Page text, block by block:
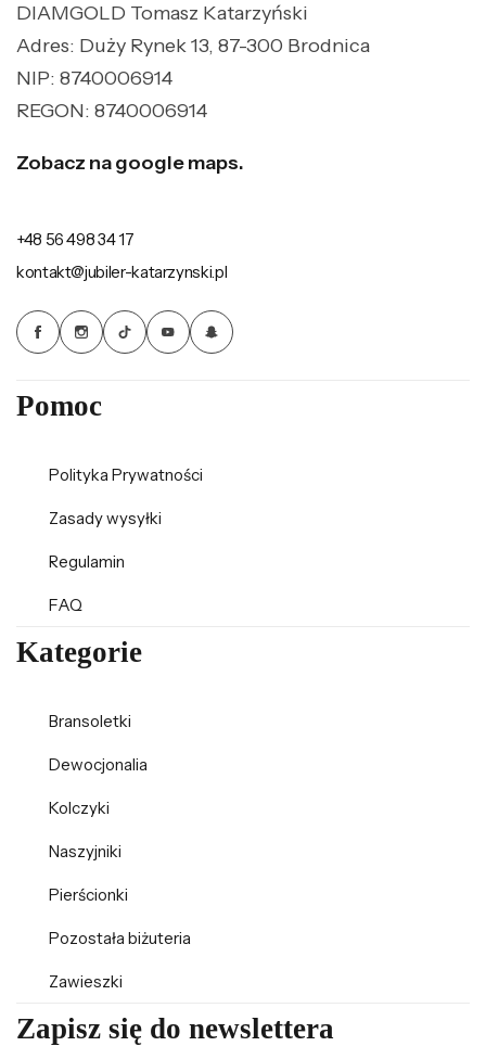
DIAMGOLD Tomasz Katarzyński
Adres: Duży Rynek 13, 87-300 Brodnica
NIP: 8740006914
REGON: 8740006914
Zobacz na google maps.
+48 56 498 34 17
kontakt@jubiler-katarzynski.pl
Pomoc
Polityka Prywatności
Zasady wysyłki
Regulamin
FAQ
Kategorie
Bransoletki
Dewocjonalia
Kolczyki
Naszyjniki
Pierścionki
Pozostała biżuteria
Zawieszki
Zapisz się do newslettera